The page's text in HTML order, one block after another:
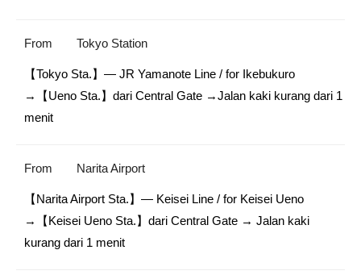
From Tokyo Station
【Tokyo Sta.】— JR Yamanote Line / for Ikebukuro
→【Ueno Sta.】dari Central Gate →Jalan kaki kurang dari 1
menit
From Narita Airport
【Narita Airport Sta.】— Keisei Line / for Keisei Ueno
→【Keisei Ueno Sta.】dari Central Gate → Jalan kaki
kurang dari 1 menit